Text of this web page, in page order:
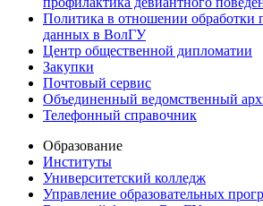
Политика в отношении обработки
данных в ВолГУ
Центр общественной дипломатии
Закупки
Почтовый сервис
Объединенный ведомственный
Телефонный справочник
Образование
Институты
Университетский колледж
Управление образовательных